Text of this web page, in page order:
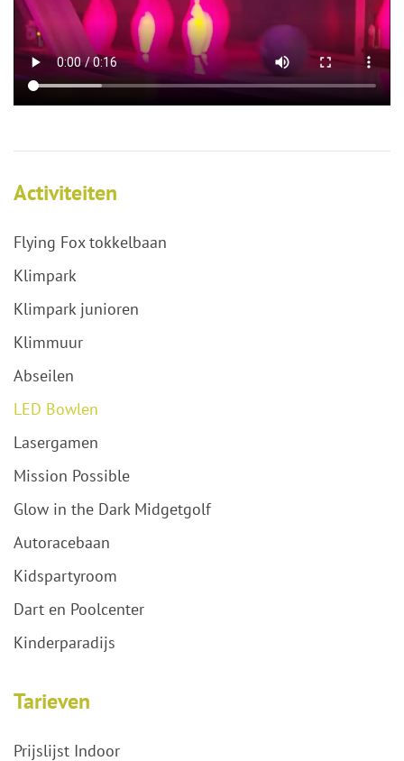
Activiteiten
Flying Fox tokkelbaan
Klimpark
Klimpark junioren
Klimmuur
Abseilen
LED Bowlen
Lasergamen
Mission Possible
Glow in the Dark Midgetgolf
Autoracebaan
Kidspartyroom
Dart en Poolcenter
Kinderparadijs
Tarieven
Prijslijst Indoor